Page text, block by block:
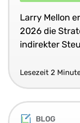
Larry Mellon
2026 die
indirekter
Lesezeit 2
BLOG